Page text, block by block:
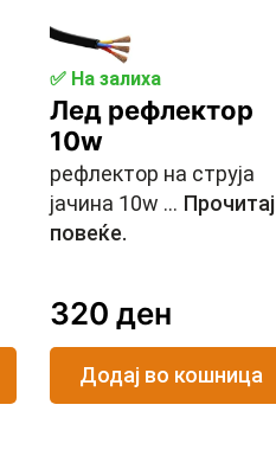
✅ На залиха
Лед рефлектор
10w
рефлектор на струја
јачина 10w ... Прочитај
повеќе.
320 ден
Додај во кошница